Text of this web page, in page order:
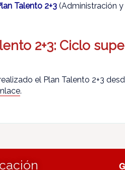
Talento 2+3(Administración y
2+3: Ciclo
el Plan Talento 2+3
.